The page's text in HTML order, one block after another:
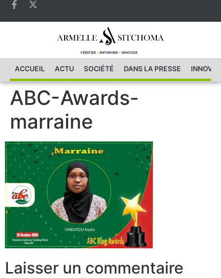
ACCUEIL ACTU SOCIÉTÉ DANS LA PRESSE
ABC-Awards-
marraine
Laisser un commentaire